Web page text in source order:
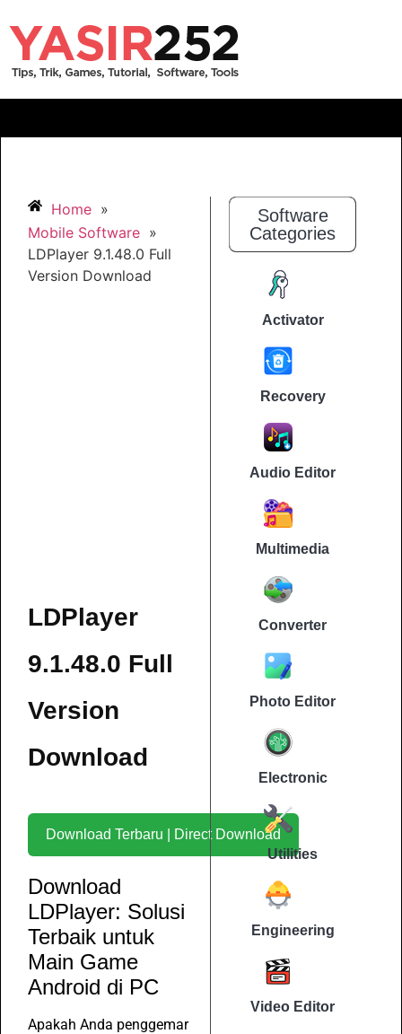
Home »
Mobile Software »
LDPlayer 9.1.48.0 Full
Version Download
LDPlayer
9.1.48.0 Full
Version
Download
Download Terbaru | Direct Download
Download
LDPlayer: Solusi
Terbaik untuk
Main Game
Android di PC
Apakah Anda penggemar
Software
Categories
Activator
Recovery
Audio Editor
Multimedia
Converter
Photo Editor
Electronic
Utilities
Engineering
Video Editor